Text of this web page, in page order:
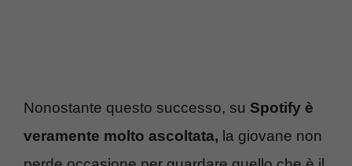
Nonostante questo successo, su Spotify è
veramente molto ascoltata, la giovane non